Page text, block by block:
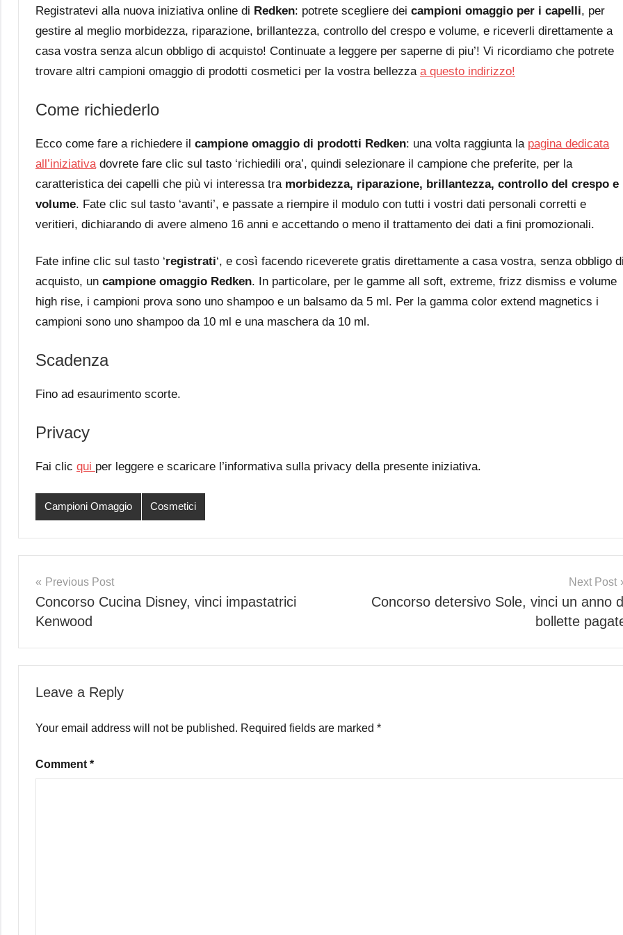
Registratevi alla nuova iniziativa online di Redken: potrete scegliere dei campioni omaggio per i capelli, per
gestire al meglio morbidezza, riparazione, brillantezza, controllo del crespo e volume, e riceverli direttamente a
casa vostra senza alcun obbligo di acquisto! Continuate a leggere per saperne di piu’! Vi ricordiamo che potrete
trovare altri campioni omaggio di prodotti cosmetici per la vostra bellezza a questo indirizzo!
Come richiederlo
Ecco come fare a richiedere il campione omaggio di prodotti Redken: una volta raggiunta la pagina dedicata
all’iniziativadovrete fare clic sul tasto ‘richiedili ora’, quindi selezionare il campione che preferite, per la
caratteristica dei capelli che più vi interessa tra morbidezza, riparazione, brillantezza, controllo del crespo e
volume. Fate clic sul tasto ‘avanti’, e passate a riempire il modulo con tutti i vostri dati personali corretti e
veritieri, dichiarando di avere almeno 16 anni e accettando o meno il trattamento dei dati a fini promozionali.
Fate infine clic sul tasto ‘registrati‘, e così facendo riceverete gratis direttamente a casa vostra, senza obbligo
acquisto, un campione omaggio Redken. In particolare, per le gamme all soft, extreme, frizz dismiss e volume
high rise, i campioni prova sono uno shampoo e un balsamo da 5 ml. Per la gamma color extend magnetics i
campioni sono uno shampoo da 10 ml e una maschera da 10 ml.
Scadenza
Fino ad esaurimento scorte.
Privacy
Fai clic qui per leggere e scaricare l’informativa sulla privacy della presente iniziativa.
Campioni Omaggio Cosmetici
Post
navigation
Previous Post
Concorso Cucina Disney, vinci impastatrici
Kenwood
Next Post
Concorso detersivo Sole, vinci un anno
bollette
Leave a Reply
Your email address will not be published. Required fields are marked *
Comment *